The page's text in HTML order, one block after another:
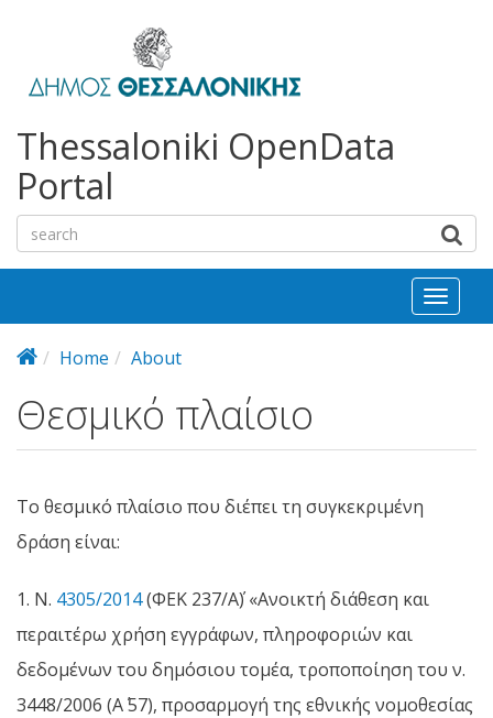
bayan
escort
escort
Thessaloniki OpenData
Portal
Toggle
Home
About
Θεσμικό πλαίσιο
Το θεσμικό πλαίσιο που διέπει τη συγκεκριμένη
δράση είναι:
1. Ν. 4305/2014(ΦΕΚ 237/Α΄) «Ανοικτή διάθεση και
περαιτέρω χρήση εγγράφων, πληροφοριών και
δεδομένων του δημόσιου τομέα, τροποποίηση του ν.
3448/2006 (Α΄ 57), προσαρμογή της εθνικής νομοθεσίας